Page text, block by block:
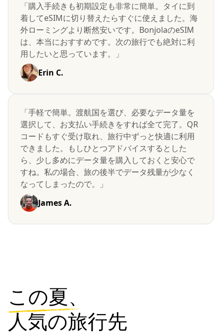
「購入手続きも初期設定も非常に簡単。タイに到
着してeSIMに切り替えたらすぐに使えました。海
外ローミングより断然安いです。BonjolaのeSIM
は、本当におすすめです。次の旅行でも絶対に利
用したいと思っています。」
Erin C.
「手軽で簡単。渡航国を選び、必要なデータ量を
選択して、お支払い手続きをすれば全て完了。QR
コードもすぐ受け取れ、旅行中ずっと快適に利用
できました。もしひとつアドバイスするとした
ら、少し多めにデータ量を購入しておくと安心で
すね。私の場合、旅の後半でデータ残量が少なく
なってしまったので。」
James A.
この夏、
人気の旅行先